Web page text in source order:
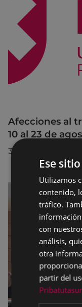
Afecciones al
10 al 23 de
30/07/2026
Ese
Utilizamos
contenido,
tráfico.
con
análisis,
otra
partir del